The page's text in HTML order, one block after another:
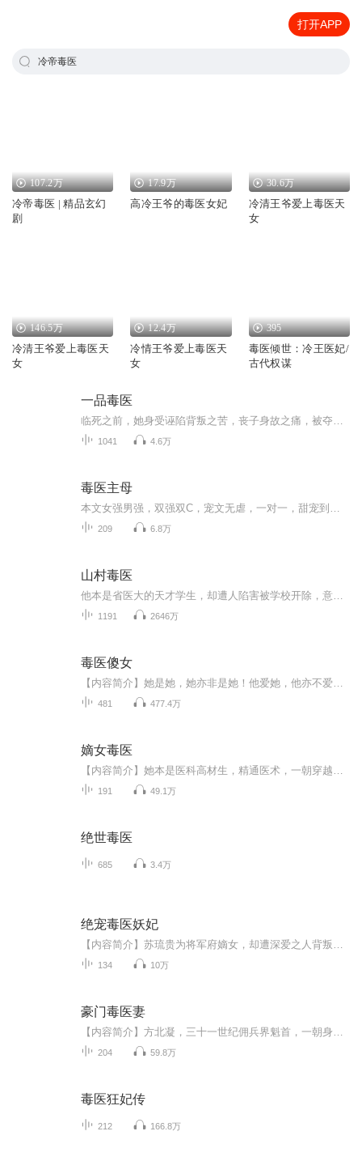
打开APP
冷帝毒医
107.2万
冷帝毒医 | 精品玄幻
剧
17.9万
高冷王爷的毒医女妃
30.6万
冷清王爷爱上毒医天
女
146.5万
冷清王爷爱上毒医天
女
12.4万
冷情王爷爱上毒医天
女
395
毒医倾世：冷王医妃/
古代权谋
一品毒医
1041 4.6万
毒医主母
209 6.8万
山村毒医
1191 2646万
毒医傻女
481 477.4万
嫡女毒医
191 49.1万
绝世毒医
685 3.4万
绝宠毒医妖妃
134 10万
豪门毒医妻
204 59.8万
毒医狂妃传
212 166.8万